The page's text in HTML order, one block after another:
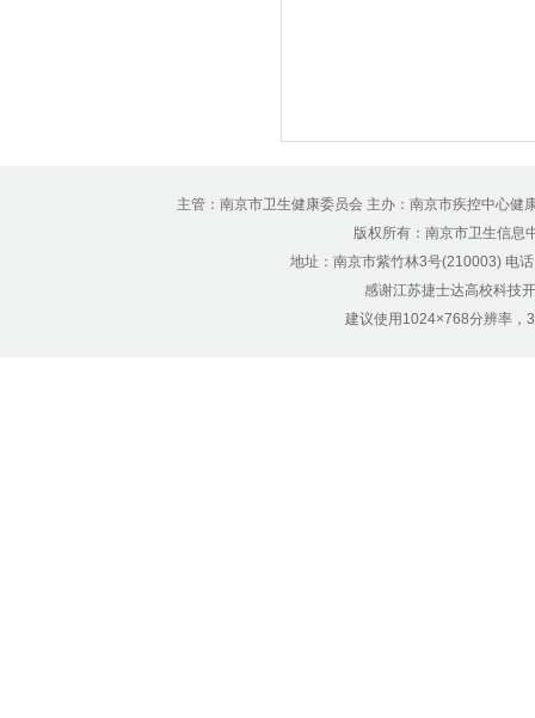
主管：南京市卫生健康委员会 主办：南京市疾控中心
版权所有：南京市卫生信
地址：南京市紫竹林3号(210003) 电
感谢江苏捷士达高校科技
建议使用1024×768分辨率，